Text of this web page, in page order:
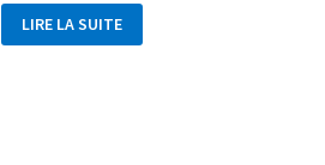
ON
TABLET
LIRE LA SUITE